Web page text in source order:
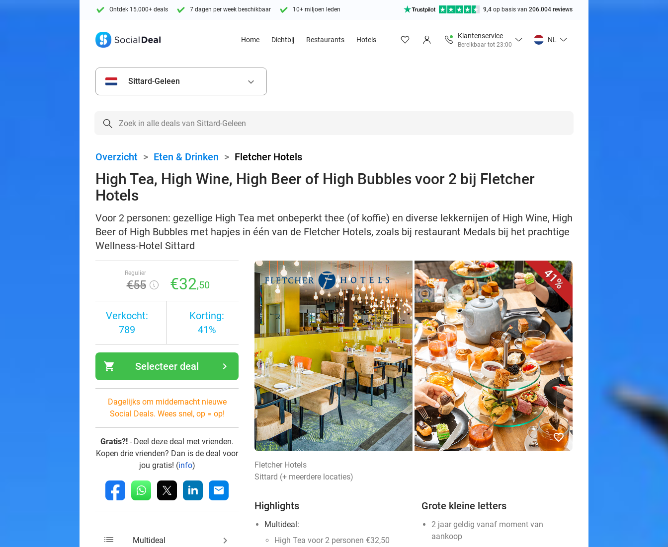
Ontdek 15.000+ deals 7 dagen per week beschikbaar 10+ miljoen leden 9,4 op basis van 206.004 reviews
Home Dichtbij Restaurants Hotels
Klantenservice
Bereikbaar tot 23:00
NL
Sittard-Geleen keyboard_arrow_down
Overzicht > Eten & Drinken > Fletcher Hotels
High Tea, High Wine, High Beer of High Bubbles voor 2 bij Fletcher
Hotels
Voor 2 personen: gezellige High Tea met onbeperkt thee (of koffie) en diverse lekkernijen of High Wine, High
Beer of High Bubbles met hapjes in één van de Fletcher Hotels, zoals bij restaurant Medals bij het prachtige
Wellness-Hotel Sittard
Regulier
€55 €32,50
Verkocht:
789
Korting:
41%
shopping_cart navigate_next
Selecteer deal
Dagelijks om middernacht nieuwe
Social Deals. Wees snel, op = op!
Gratis?! - Deel deze deal met vrienden.
Kopen drie vrienden? Dan is de deal voor
jou gratis! (info)
fb whatsapp linkedin mail
list Multideal keyboard_arrow_right
41%
favorite_border
Fletcher Hotels
Sittard (+ meerdere locaties)
Highlights
Multideal:
High Tea voor 2 personen €32,50
Grote kleine letters
2 jaar geldig vanaf moment van
aankoop